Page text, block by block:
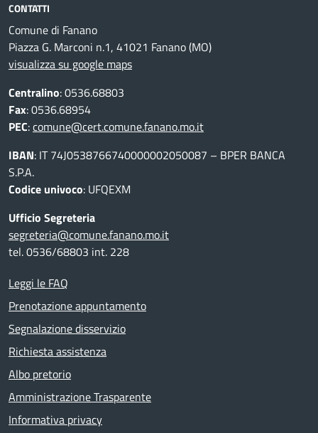
CONTATTI
Comune di Fanano
Piazza G. Marconi n.1, 41021 Fanano (MO)
visualizza su google maps
Centralino: 0536.68803
Fax: 0536.68954
PEC:comune@cert.comune.fanano.mo.it
IBAN: IT 74J0538766740000002050087 – BPER BANCA
S.P.A.
Codice univoco: UFQEXM
Ufficio Segreteria
segreteria@comune.fanano.mo.it
tel. 0536/68803 int. 228
Leggi le FAQ
Prenotazione appuntamento
Segnalazione disservizio
Richiesta assistenza
Albo pretorio
Amministrazione Trasparente
Informativa privacy